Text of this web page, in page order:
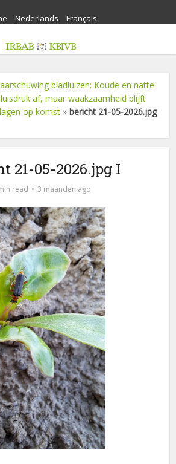
Nederlands Français
bladluizen: Koude en natte
af, maar waakzaamheid blijft
op komst »bericht 21-05-2026.jpg
21-05-2026.jpg I
read 3 maanden ago